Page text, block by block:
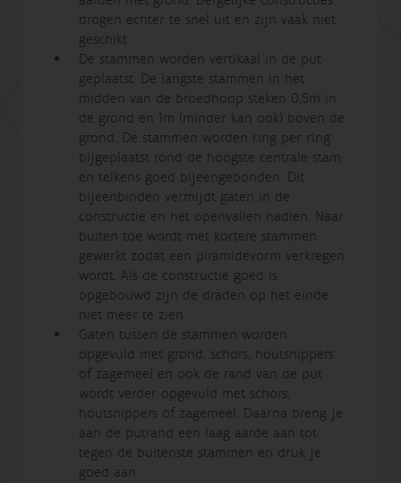
drogen echter te snel uit en zijn vaak niet
geschikt.
De stammen worden vertikaal in de put
geplaatst. De langste stammen in het
midden van de broedhoop steken 0,5m in
de grond en 1m (minder kan ook) boven de
grond. De stammen worden ring per ring
bijgeplaatst rond de hoogste centrale stam
en telkens goed bijeengebonden. Dit
bijeenbinden vermijdt gaten in de
constructie en het openvallen nadien. Naar
buiten toe wordt met kortere stammen
gewerkt zodat een piramidevorm verkregen
wordt. Als de constructie goed is
opgebouwd zijn de draden op het einde
niet meer te zien.
Gaten tussen de stammen worden
opgevuld met grond, schors, houtsnippers
of zagemeel en ook de rand van de put
wordt verder opgevuld met schors,
houtsnippers of zagemeel. Daarna breng je
aan de putrand een laag aarde aan tot
tegen de buitenste stammen en druk je
goed aan.